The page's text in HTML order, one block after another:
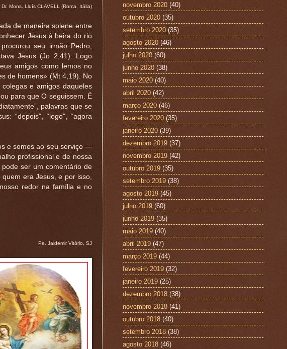
Dr. Mons. Lluís CLAVELL (Roma, Itália)
de maneira solene entre
Jesus à beira do rio
seu irmão Pedro,
Jesus (Jo 2,41). Logo
amigos como lemos no
de homens» (Mt 4,19). No
e amigos daqueles
para que O seguissem. É
palavras que se
“depois”, “logo”, “agora
e somos ao seu serviço —
profissional e de nossa
pode ser um comentário de
era Jesus, e por isso,
redor na família e no
Pe. Jaldemir Vitório, SJ
novembro 2020 (40)
outubro 2020 (35)
setembro 2020 (35)
agosto 2020 (46)
julho 2020 (60)
junho 2020 (38)
maio 2020 (40)
abril 2020 (42)
março 2020 (46)
fevereiro 2020 (35)
janeiro 2020 (39)
dezembro 2019 (37)
novembro 2019 (42)
outubro 2019 (35)
setembro 2019 (38)
agosto 2019 (45)
julho 2019 (60)
junho 2019 (35)
maio 2019 (40)
abril 2019 (47)
março 2019 (44)
fevereiro 2019 (32)
janeiro 2019 (25)
dezembro 2018 (38)
novembro 2018 (41)
outubro 2018 (40)
setembro 2018 (38)
agosto 2018 (46)